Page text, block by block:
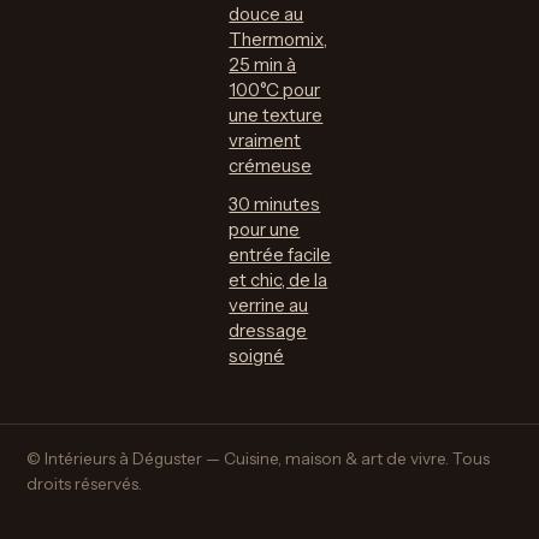
douce au
Thermomix,
25 min à
100°C pour
une texture
vraiment
crémeuse
30 minutes
pour une
entrée facile
et chic, de la
verrine au
dressage
soigné
© Intérieurs à Déguster — Cuisine, maison & art de vivre. Tous
droits réservés.